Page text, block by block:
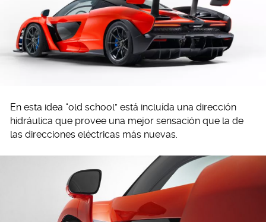
En esta idea “old school” está incluída una dirección
hidráulica que provee una mejor sensación que la de
las direcciones eléctricas más nuevas.